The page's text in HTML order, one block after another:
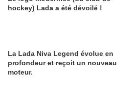
hockey) Lada a été dévoilé !
La Lada Niva Legend évolue en
profondeur et reçoit un nouveau
moteur.